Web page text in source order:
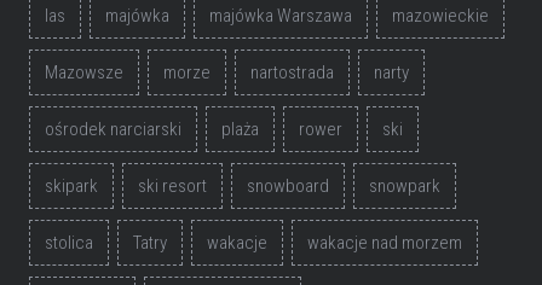
las majówka majówka Warszawa mazowieckie
Mazowsze morze nartostrada narty
ośrodek narciarski plaża rower ski
skipark ski resort snowboard snowpark
stolica Tatry wakacje wakacje nad morzem